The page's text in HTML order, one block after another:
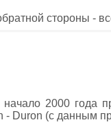
стороны -
начало 2000 года
- Duron (с данным